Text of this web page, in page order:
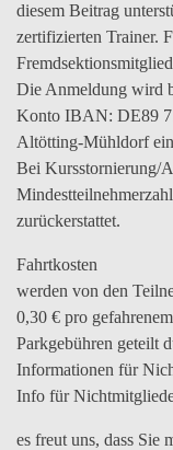
diesem Beitrag
zertifizierten Trainer.
Die Anmeldung wird
Konto IBAN: DE89
Altötting-Mühldorf
Bei Kursstornierung/
zurückerstattet.
Fahrtkosten
werden von den
0,30 € pro
Parkgebühren geteilt
Informationen für
Info für
es freut uns, dass Sie